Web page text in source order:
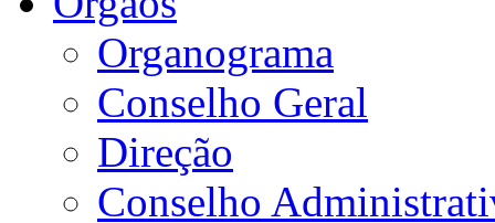
Organograma
Conselho Geral
Direção
Conselho